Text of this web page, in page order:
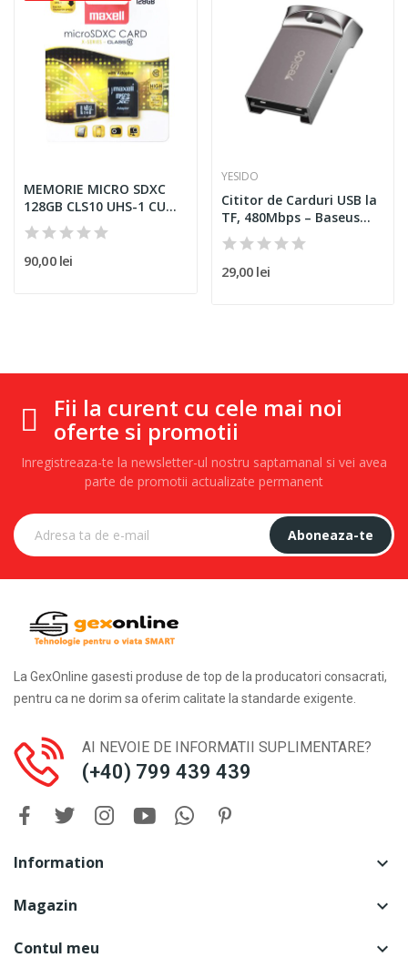
MEMORIE MICRO SDXC
128GB CLS10 UHS-1 CU
ADAPTOR...
90,00 lei
YESIDO
Cititor de Carduri USB la
TF, 480Mbps – Baseus...
29,00 lei
Fii la curent cu cele mai noi
oferte si promotii
Inregistreaza-te la newsletter-ul nostru saptamanal si vei avea
parte de promotii actualizate permanent
Aboneaza-te
La GexOnline gasesti produse de top de la producatori consacrati,
pentru ca ne dorim sa oferim calitate la standarde exigente.
AI NEVOIE DE INFORMATII SUPLIMENTARE?
(+40) 799 439 439
Information 
Magazin 
Contul meu 